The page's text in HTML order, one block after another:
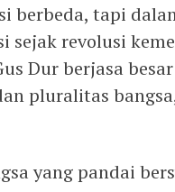
berbeda, tapi
sejak revolusi
Dur berjasa
pluralitas
yang pandai